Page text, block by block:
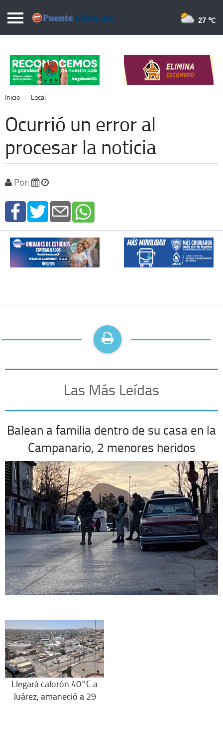
Puentelibre.mx
Local
Nacional
Opinión
Cronos
Economía
Espectáculos
Deportes
Extra +
27 ℃
Inicio Local
Ocurrió un error al
procesar la noticia
Por:
Las Más Leídas
Balean a familia dentro de su casa en la
Campanario, 2 menores heridos
Llegará calorón 40°C a
Juárez, amaneció a 29